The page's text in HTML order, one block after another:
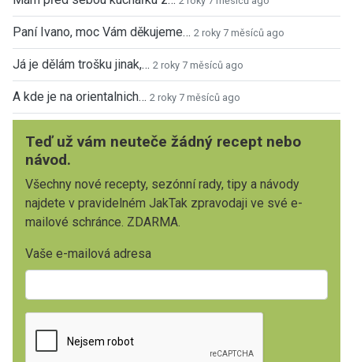
Paní Ivano, moc Vám děkujeme… 2 roky 7 měsíců ago
Já je dělám trošku jinak,… 2 roky 7 měsíců ago
A kde je na orientalnich… 2 roky 7 měsíců ago
Teď už vám neuteče žádný recept nebo
návod.
Všechny nové recepty, sezónní rady, tipy a návody
najdete v pravidelném JakTak zpravodaji ve své e-
mailové schránce. ZDARMA.
Vaše e-mailová adresa